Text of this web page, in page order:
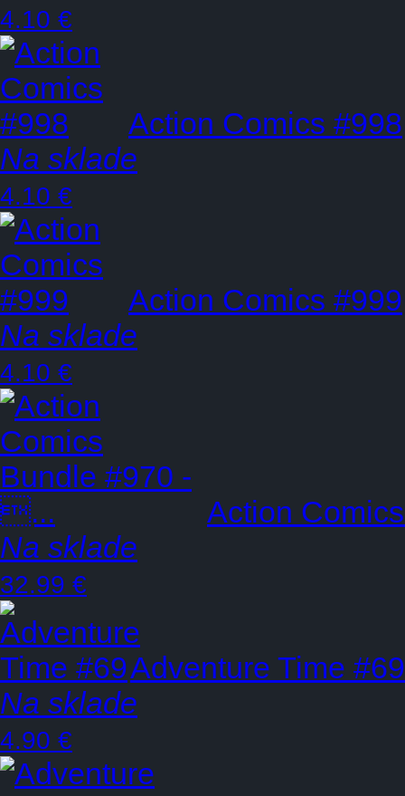
4.10 €
Action Comics #998
Na sklade
4.10 €
Action Comics #999
Na sklade
4.10 €
Action
Na sklade
32.99 €
Adventure Time #69
Na sklade
4.90 €